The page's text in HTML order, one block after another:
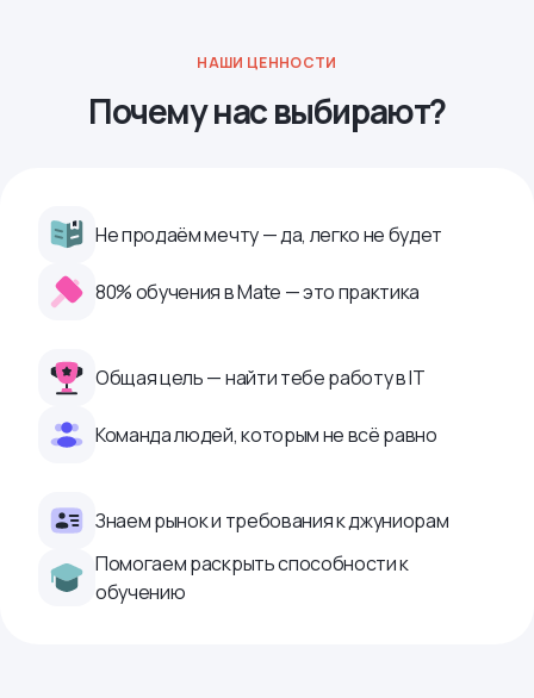
НАШИ ЦЕННОСТИ
Почему нас выбирают?
Не продаём мечту — да, легко не будет
80% обучения в Mate — это практика
Общая цель — найти тебе работу в IТ
Команда людей, которым не всё равно
Знаем рынок и требования к джуниорам
Помогаем раскрыть способности к
обучению